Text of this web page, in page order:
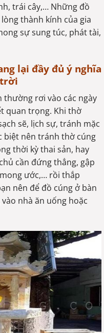
trái cây,… Những đồ
thành kính của gia
sự sung túc, phát tài,
lại đầy đủ ý nghĩa
thường rơi vào các ngày
quan trọng. Khi thờ
sẽ, lịch sự, tránh mặc
biệt nên tránh thờ cúng
thời kỳ thai sản, hay
cần đứng thẳng, gập
ước,… rồi thắp
nên để đồ cúng ở bàn
nhà ăn uống hoặc